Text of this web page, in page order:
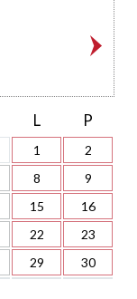
L P
1
2
8
9
15
16
22
23
29 30